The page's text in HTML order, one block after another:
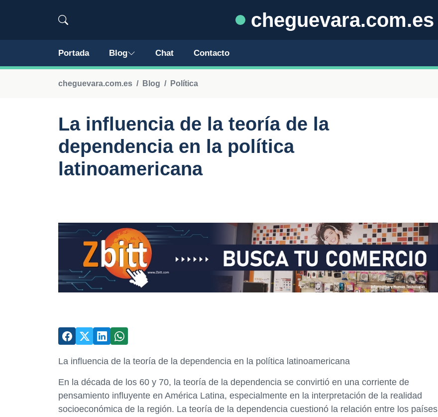
cheguevara.com.es
Portada Blog Chat Contacto
cheguevara.com.es Blog Política
La influencia de la teoría de la
dependencia en la política
latinoamericana
La influencia de la teoría de la dependencia en la política latinoamericana
En la década de los 60 y 70, la teoría de la dependencia se convirtió en una corriente de
pensamiento influyente en América Latina, especialmente en la interpretación de la realidad
socioeconómica de la región. La teoría de la dependencia cuestionó la relación entre los países